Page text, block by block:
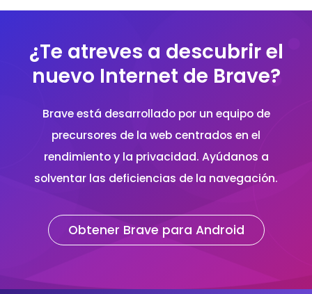
¿Te atreves a descubrir el
nuevo Internet de Brave?
Brave está desarrollado por un equipo de
precursores de la web centrados en el
rendimiento y la privacidad. Ayúdanos a
solventar las deficiencias de la navegación.
Obtener Brave para Android